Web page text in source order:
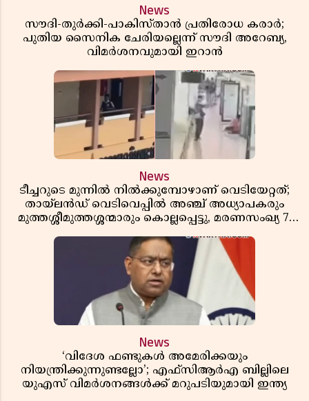
News
സൗദി-തുർക്കി-പാകിസ്താൻ പ്രതിരോധ കരാർ;
പുതിയ സൈനിക ചേരിയല്ലെന്ന് സൗദി അറേബ്യ,
വിമർശനവുമായി ഇറാൻ
News
ടീച്ചറുടെ മുന്നിൽ നിൽക്കുമ്പോഴാണ് വെടിയേറ്റത്;
തായ്‌ലൻഡ് വെടിവെപ്പിൽ അഞ്ച് അധ്യാപകരും
മുത്തശ്ശീമുത്തശ്ശന്മാരും കൊല്ലപ്പെട്ടു, മരണസംഖ്യ 7;
News
‘വിദേശ ഫണ്ടുകൾ അമേരിക്കയും
നിയന്ത്രിക്കുന്നുണ്ടല്ലോ’; എഫ്സിആർഎ ബില്ലിലെ
യുഎസ് വിമർശനങ്ങൾക്ക് മറുപടിയുമായി ഇന്ത്യ